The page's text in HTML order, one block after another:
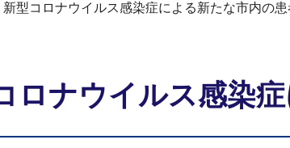
新型コロナウイルス感染症による新たな市内の
ロナウイルス感染